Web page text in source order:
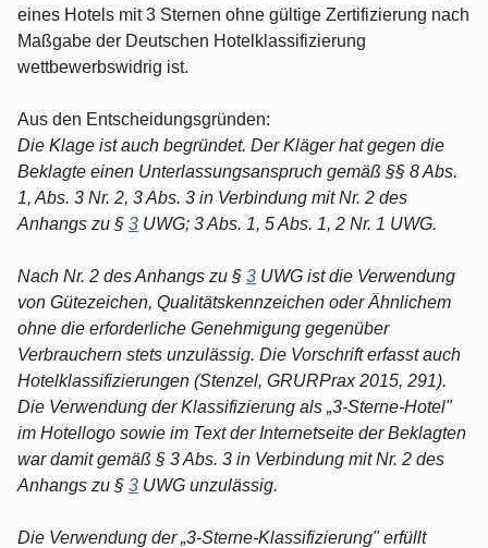
eines Hotels mit 3 Sternen ohne gültige Zertifizierung nach
Maßgabe der Deutschen Hotelklassifizierung
wettbewerbswidrig ist.
Aus den Entscheidungsgründen:
Die Klage ist auch begründet. Der Kläger hat gegen die
Beklagte einen Unterlassungsanspruch gemäß §§ 8 Abs.
1, Abs. 3 Nr. 2, 3 Abs. 3 in Verbindung mit Nr. 2 des
Anhangs zu § 3 UWG; 3 Abs. 1, 5 Abs. 1, 2 Nr. 1 UWG.
Nach Nr. 2 des Anhangs zu § 3 UWG ist die Verwendung
von Gütezeichen, Qualitätskennzeichen oder Ähnlichem
ohne die erforderliche Genehmigung gegenüber
Verbrauchern stets unzulässig. Die Vorschrift erfasst auch
Hotelklassifizierungen (Stenzel, GRURPrax 2015, 291).
Die Verwendung der Klassifizierung als „3-Sterne-Hotel"
im Hotellogo sowie im Text der Internetseite der Beklagten
war damit gemäß § 3 Abs. 3 in Verbindung mit Nr. 2 des
Anhangs zu § 3 UWG unzulässig.
Die Verwendung der „3-Sterne-Klassifizierung" erfüllt